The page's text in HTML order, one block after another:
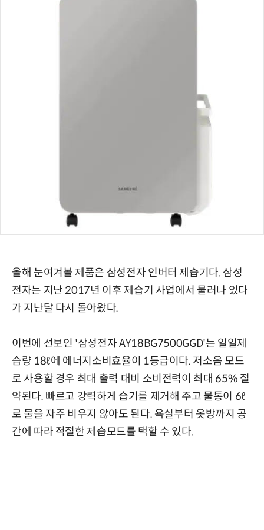
올해 눈여겨볼 제품은 삼성전자 인버터 제습기다. 삼성
전자는 지난 2017년 이후 제습기 사업에서 물러나 있다
가 지난달 다시 돌아왔다.
이번에 선보인 '삼성전자 AY18BG7500GGD'는 일일제
습량 18ℓ에 에너지소비효율이 1등급이다. 저소음 모드
로 사용할 경우 최대 출력 대비 소비전력이 최대 65% 절
약된다. 빠르고 강력하게 습기를 제거해 주고 물통이 6ℓ
로 물을 자주 비우지 않아도 된다. 욕실부터 옷방까지 공
간에 따라 적절한 제습모드를 택할 수 있다.